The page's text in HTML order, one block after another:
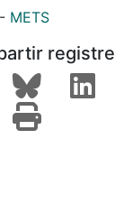
- METS
registre